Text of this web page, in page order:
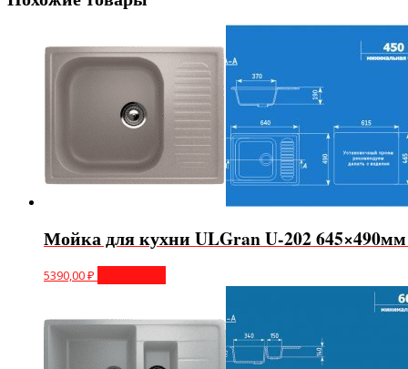
Мойка для кухни ULGran U-202
5390,00₽